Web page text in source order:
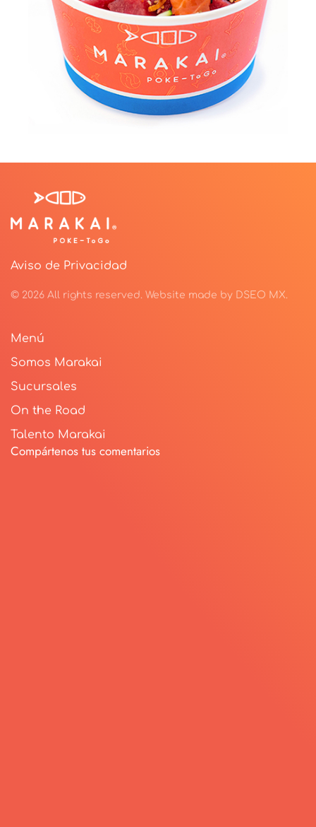
Aviso de Privacidad
© 2026 All rights reserved. Website made by DSEO MX.
Menú
Somos Marakai
Sucursales
On the Road
Talento Marakai
Compártenos tus comentarios